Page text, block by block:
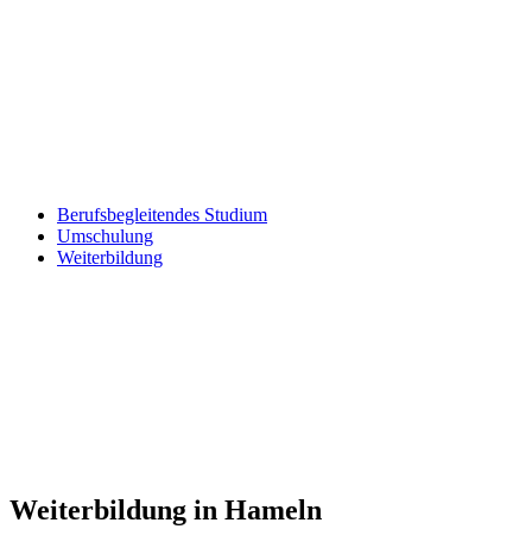
Berufsbegleitendes Studium
Umschulung
Weiterbildung
Weiterbildung in Hameln